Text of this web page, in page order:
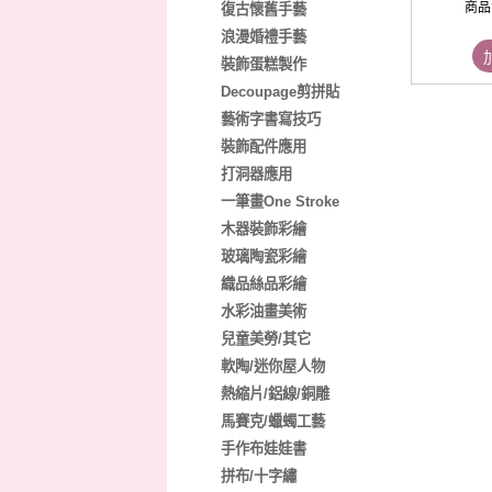
復古懷舊手藝
浪漫婚禮手藝
裝飾蛋糕製作
Decoupage剪拼貼
藝術字書寫技巧
裝飾配件應用
打洞器應用
一筆畫One Stroke
木器裝飾彩繪
玻璃陶瓷彩繪
織品絲品彩繪
水彩油畫美術
兒童美勞/其它
軟陶/迷你屋人物
熱縮片/鋁線/銅雕
馬賽克/蠟蠋工藝
手作布娃娃書
拼布/十字繡
商